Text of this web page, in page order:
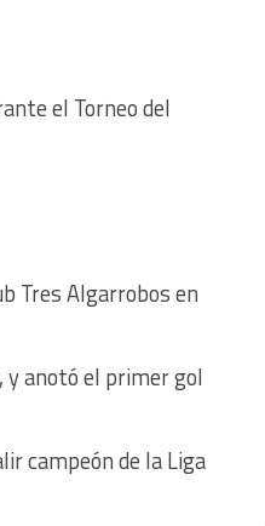
el Torneo del
Tres Algarrobos en
anotó el primer gol
campeón de la Liga